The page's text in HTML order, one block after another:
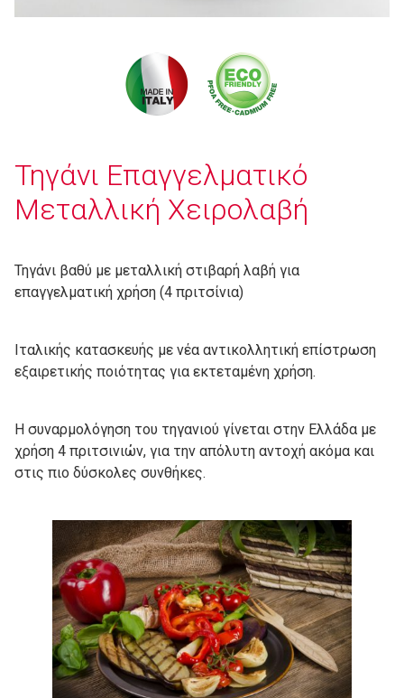
Τηγάνι Επαγγελματικό
Μεταλλική Χειρολαβή
Τηγάνι βαθύ με μεταλλική στιβαρή λαβή για
επαγγελματική χρήση (4 πριτσίνια)
Ιταλικής κατασκευής με νέα αντικολλητική επίστρωση
εξαιρετικής ποιότητας για εκτεταμένη χρήση.
Η συναρμολόγηση του τηγανιού γίνεται στην Ελλάδα με
χρήση 4 πριτσινιών, για την απόλυτη αντοχή ακόμα και
στις πιο δύσκολες συνθήκες.